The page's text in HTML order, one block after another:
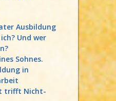
Ausbildung
Und wer
Sohnes.
in
trifft Nicht-